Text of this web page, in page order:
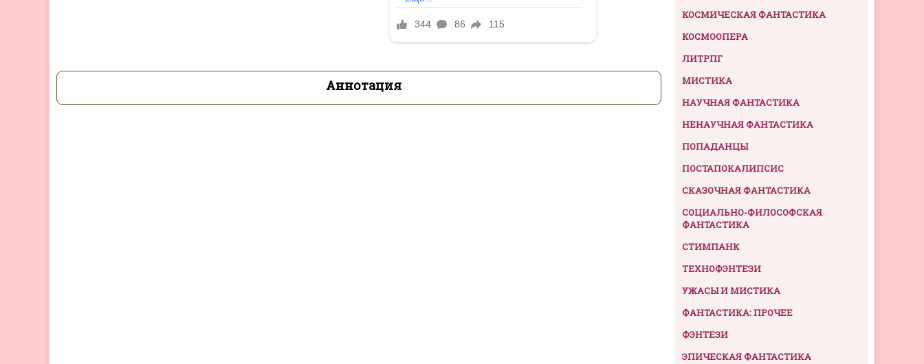
Аннотация
КОСМИЧЕСКАЯ ФАНТАСТИКА
КОСМООПЕРА
ЛИТРПГ
МИСТИКА
НАУЧНАЯ ФАНТАСТИКА
НЕНАУЧНАЯ ФАНТАСТИКА
ПОПАДАНЦЫ
ПОСТАПОКАЛИПСИС
СКАЗОЧНАЯ ФАНТАСТИКА
СОЦИАЛЬНО-ФИЛОСОФСКАЯ
ФАНТАСТИКА
СТИМПАНК
ТЕХНОФЭНТЕЗИ
УЖАСЫ И МИСТИКА
ФАНТАСТИКА: ПРОЧЕЕ
ФЭНТЕЗИ
ЭПИЧЕСКАЯ ФАНТАСТИКА